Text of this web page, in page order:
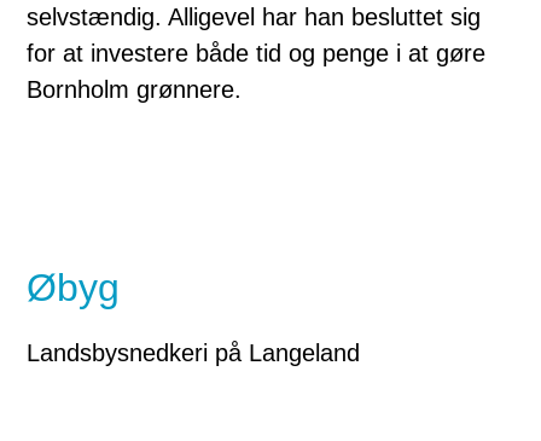
selvstændig. Alligevel har han besluttet sig
for at investere både tid og penge i at gøre
Bornholm grønnere.
Øbyg
Landsbysnedkeri på Langeland